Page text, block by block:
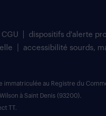
dispositifs d'alerte
accessibilité sourds,
au Registre du
à Saint Denis (93200).
TT.